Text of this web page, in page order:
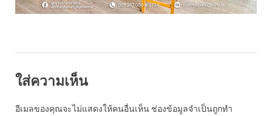
ใส่ความเห็น
อีเมลของคุณจะไม่แสดงให้คนอื่นเห็น ช่องข้อมูลจำเป็นถูกทำ